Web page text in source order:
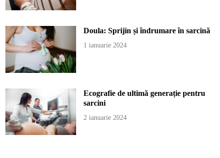
Doula: Sprijin și îndrumare în sarcină
1 ianuarie 2024
Ecografie de ultimă generație pentru
sarcini
2 ianuarie 2024